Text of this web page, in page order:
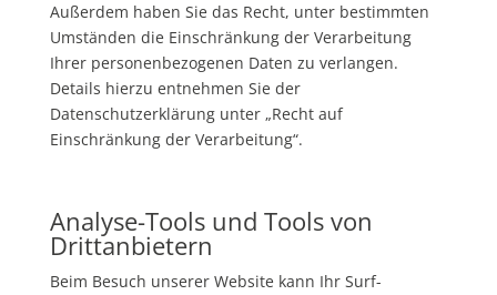
Außerdem haben Sie das Recht, unter bestimmten
Umständen die Einschränkung der Verarbeitung
Ihrer personenbezogenen Daten zu verlangen.
Details hierzu entnehmen Sie der
Datenschutzerklärung unter „Recht auf
Einschränkung der Verarbeitung“.
Analyse-Tools und Tools von
Drittanbietern
Beim Besuch unserer Website kann Ihr Surf-